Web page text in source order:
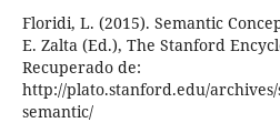
Floridi, L. (2015). Semantic
E. Zalta (Ed.), The Stanford
Recuperado de:
http://plato.stanford.edu/
semantic/